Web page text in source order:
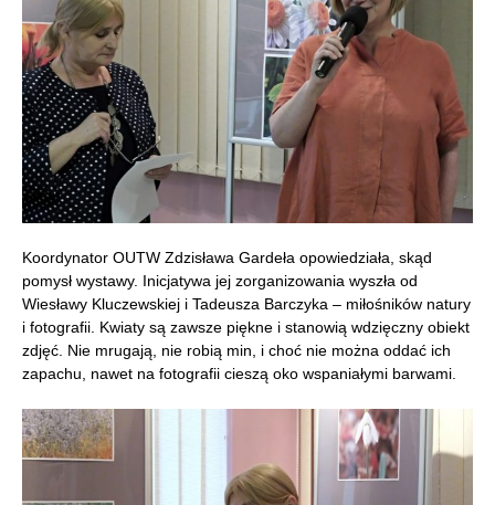
Koordynator OUTW Zdzisława Gardeła opowiedziała, skąd
pomysł wystawy. Inicjatywa jej zorganizowania wyszła od
Wiesławy Kluczewskiej i Tadeusza Barczyka – miłośników natury
i fotografii. Kwiaty są zawsze piękne i stanowią wdzięczny obiekt
zdjęć. Nie mrugają, nie robią min, i choć nie można oddać ich
zapachu, nawet na fotografii cieszą oko wspaniałymi barwami.